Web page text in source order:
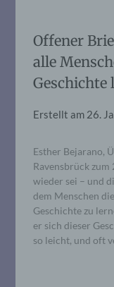
Offener
alle
Geschichte
Erstellt am 26.
Esther Bejarano,
Ravensbrück
wieder sei – und
dem Menschen
Geschichte zu
er sich dieser
so leicht, und oft